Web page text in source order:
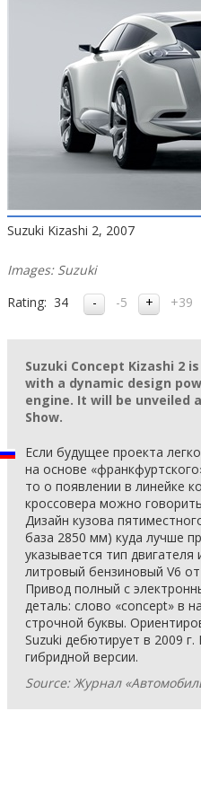
Suzuki Kizashi 2, 2007
Images: Suzuki
Rating: 34 -5 +39
Suzuki Concept Kizashi 2
with a dynamic design
engine. It will be unveiled
Show.
Если будущее проекта
на основе
то о появлении в линейке
кроссовера можно
Дизайн кузова
база 2850 мм) куда лучше
указывается тип
литровый бензиновый V6
Привод полный с
деталь: слово «concept» в
строчной буквы.
Suzuki дебютирует в 2009
гибридной версии.
Source: Журнал